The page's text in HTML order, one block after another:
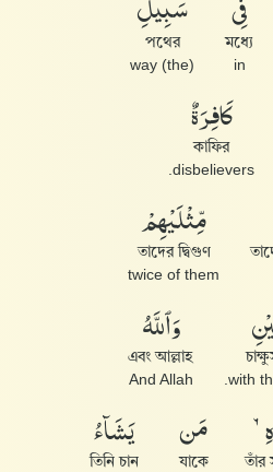
মধ্যে
in
পথের
(the) way
كَافِرَةٌ
কাফির
disbelievers.
مِّثْلَيْهِمْ
তাদের দ্বিগুণ
twice of them
with
وَٱللَّهُ
এবং আল্লাহ
And Allah
তাঁর
مَن
যাকে
يَشَآءُ
তিনি চান